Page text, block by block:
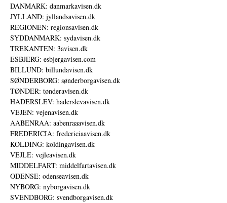
DANMARK: danmarkavisen.dk
JYLLAND: jyllandsavisen.dk
REGIONEN: regionsavisen.dk
SYDDANMARK: sydavisen.dk
TREKANTEN: 3avisen.dk
ESBJERG: esbjergavisen.com
BILLUND: billundavisen.dk
SØNDERBORG: sønderborgavisen.dk
TØNDER: tønderavisen.dk
HADERSLEV: haderslevavisen.dk
VEJEN: vejenavisen.dk
AABENRAA: aabenraaavisen.dk
FREDERICIA: fredericiaavisen.dk
KOLDING: koldingavisen.dk
VEJLE: vejleavisen.dk
MIDDELFART: middelfartavisen.dk
ODENSE: odenseavisen.dk
NYBORG: nyborgavisen.dk
SVENDBORG: svendborgavisen.dk